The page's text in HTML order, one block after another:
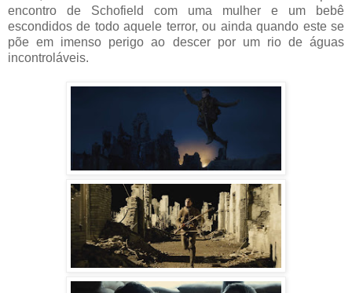
encontro de Schofield com uma mulher e um bebê
escondidos de todo aquele terror, ou ainda quando este se
põe em imenso perigo ao descer por um rio de águas
incontroláveis.